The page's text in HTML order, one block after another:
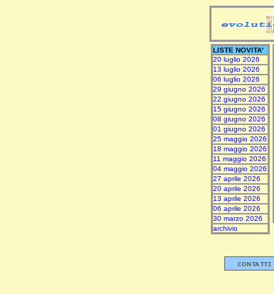
LISTE NOVITA'
20 luglio 2026
13 luglio 2026
06 luglio 2026
29 giugno 2026
22 giugno 2026
15 giugno 2026
08 giugno 2026
01 giugno 2026
25 maggio 2026
18 maggio 2026
11 maggio 2026
04 maggio 2026
27 aprile 2026
20 aprile 2026
13 aprile 2026
06 aprile 2026
30 marzo 2026
archivio